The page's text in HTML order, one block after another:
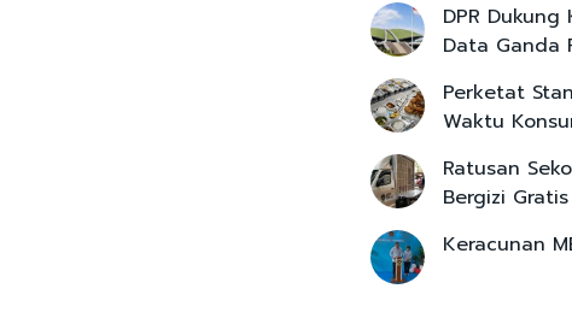
DPR
Data Ganda
Perketat
Waktu
Ratusan
Bergizi Gratis
Keracunan